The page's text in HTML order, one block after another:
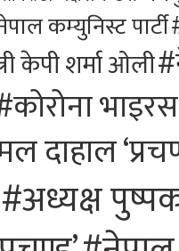
कम्युनिस्ट पार्टी
केपी शर्मा ओली
भाइरस
दाहाल
#अध्यक्ष